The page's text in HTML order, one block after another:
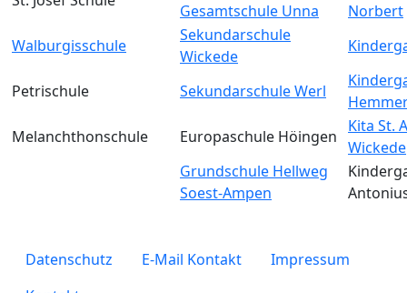
Gesamtschule Unna
Norbert
Walburgisschule
Sekundarschule
Wickede
Petrischule Sekundarschule Werl
Melanchthonschule
Europaschule Höingen
Kita St.
Wickede
Grundschule Hellweg
Soest-Ampen
legals
Datenschutz E-Mail Kontakt
Impressum